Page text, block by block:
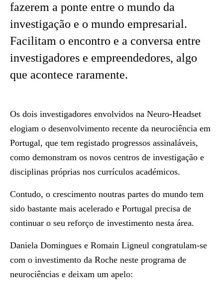
fazerem a ponte entre o mundo da
investigação e o mundo empresarial.
Facilitam o encontro e a conversa entre
investigadores e empreendedores, algo
que acontece raramente.
Os dois investigadores envolvidos na Neuro-Headset
elogiam o desenvolvimento recente da neurociência em
Portugal, que tem registado progressos assinaláveis,
como demonstram os novos centros de investigação e
disciplinas próprias nos currículos académicos.
Contudo, o crescimento noutras partes do mundo tem
sido bastante mais acelerado e Portugal precisa de
continuar o seu reforço de investimento nesta área.
Daniela Domingues e Romain Ligneul congratulam-se
com o investimento da Roche neste programa de
neurociências e deixam um apelo: